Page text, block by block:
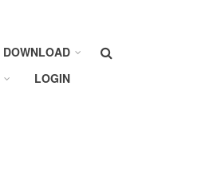
Suche
DOWNLOAD
LOGIN